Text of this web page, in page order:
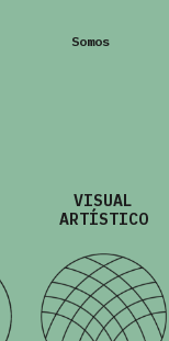
Somos
VISUAL
ARTÍSTICO